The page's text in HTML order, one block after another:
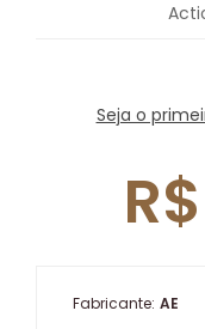
Seja o
Fabricante: AE